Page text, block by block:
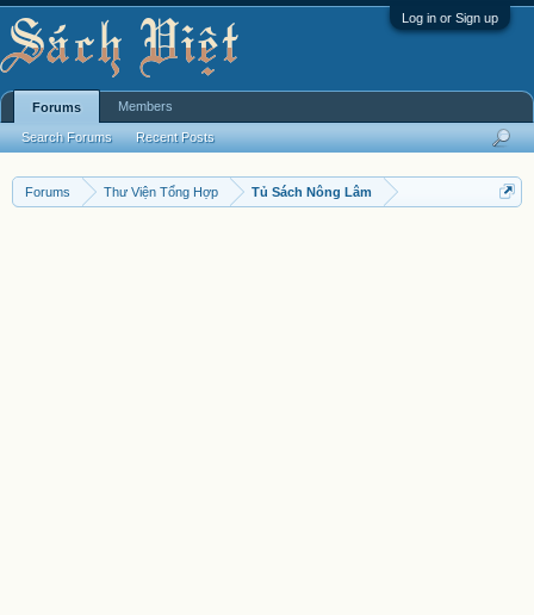
Log in or Sign up
Forums Thư Viện Tổng Hợp Tủ Sách Nông Lâm
Forums
Search Forums Recent Posts
Members